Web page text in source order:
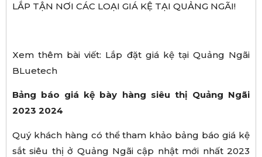
LẮP TẬN NƠI CÁC LOẠI GIÁ KỆ TẠI QUẢNG NGÃI!
Xem thêm bài viết: Lắp đặt giá kệ tại Quảng Ngãi
BLuetech
Bảng báo giá kệ bày hàng siêu thị Quảng Ngãi
2023 2024
Quý khách hàng có thể tham khảo bảng báo giá kệ
sắt siêu thị ở Quảng Ngãi cập nhật mới nhất 2023